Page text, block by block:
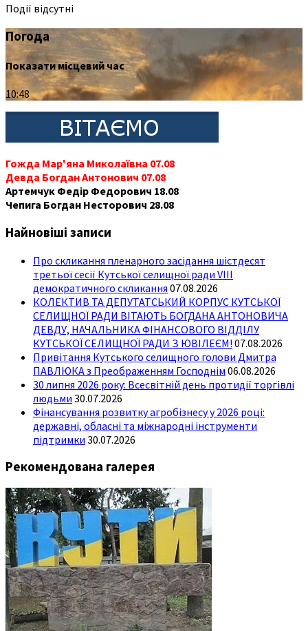
Події відсутні
Погода
Показати місцевий час
10:48
Гожда Мар'яна Миколаївна 07.08
Девда Богдан Антонович 07.08
Артемчук Федір Федорович 18.08
Чепига Богдан Несторович 28.08
Найновіші записи
Про скликання пленарного засідання шістдесят
третьої сесії Кутської селищної ради VIII
демократичного скликання 07.08.2026
КОЛЕКТИВ ТА ДЕПУТАТСЬКИЙ КОРПУС КУТСЬКОЇ
СЕЛИЩНОЇ РАДИ ВІТАЮТЬ БОГДАНА АНТОНОВИЧА
ДЕВДУ, НАЧАЛЬНИКА ФІНАНСОВОГО ВІДДІЛУ
КУТСЬКОЇ СЕЛИЩНОЇ РАДИ З ЮВІЛЕЄМ! 07.08.2026
Привітання Кутського селищного голови Дмитра
ПАВЛЮКА з Преображенням Господнім 06.08.2026
30 липня 2026 року: Всесвітній день протидії торгівлі
людьми 30.07.2026
Фінансування розвитку агробізнесу у 2026 році:
державні, обласні та міжнародні інструменти
підтримки 30.07.2026
Рекомендована галерея